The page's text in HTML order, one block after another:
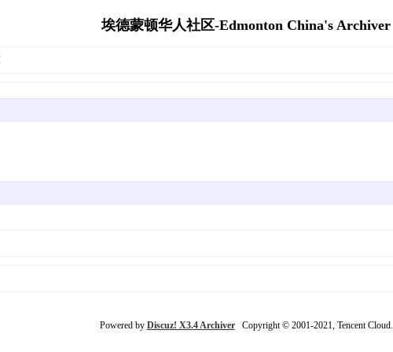
埃德蒙顿华人社区-Edmonton China's Archiver
Powered by Discuz! X3.4 ArchiverCopyright © 2001-2021, Tencent Cloud.